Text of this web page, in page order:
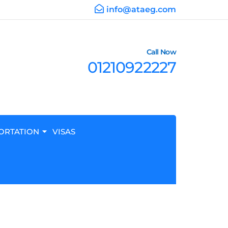
info@ataeg.com
Call Now
01210922227
VISAS